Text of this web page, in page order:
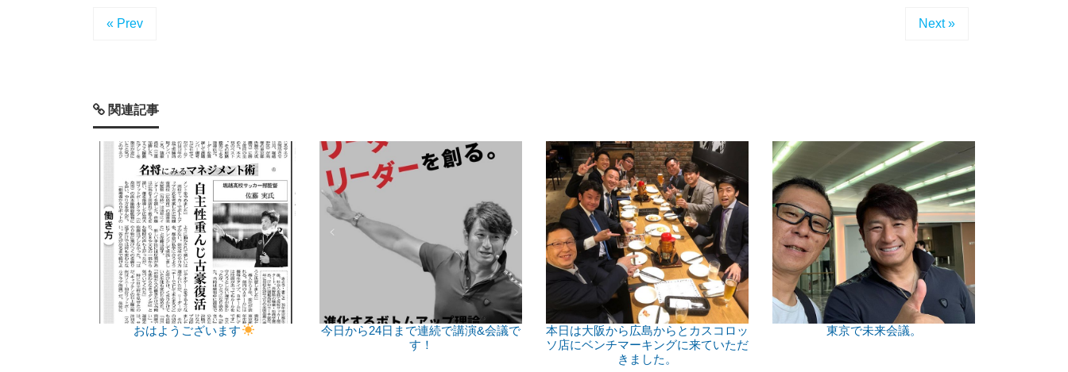
« Prev Next »
関連記事
おはようございます
今日から24日まで連続で講演&会議で
す！
本日は大阪から広島からとカスコロッ
ソ店にベンチマーキングに来ていただ
きました。
東京で未来会議。